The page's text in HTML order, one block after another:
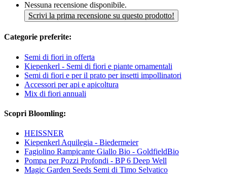
Nessuna recensione disponibile.
Scrivi la prima recensione su questo prodotto!
Categorie preferite:
Semi di fiori in offerta
Kiepenkerl - Semi di fiori e piante ornamentali
Semi di fiori e per il prato per insetti impollinatori
Accessori per api e apicoltura
Mix di fiori annuali
Scopri Bloomling:
HEISSNER
Kiepenkerl Aquilegia - Biedermeier
Fagiolino Rampicante Giallo Bio - GoldfieldBio
Pompa per Pozzi Profondi - BP 6 Deep Well
Magic Garden Seeds Semi di Timo Selvatico